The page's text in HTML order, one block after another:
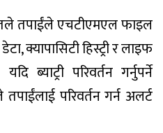
तपाईंले एचटीएमएल फाइल
क्यापासिटी हिस्ट्री र लाइफ
ब्याट्री परिवर्तन गर्नुपर्ने
परिवर्तन गर्न अलर्ट